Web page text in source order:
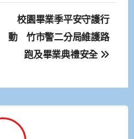
校園畢業季平安守護行
動 竹市警二分局維護路
跑及畢業典禮安全